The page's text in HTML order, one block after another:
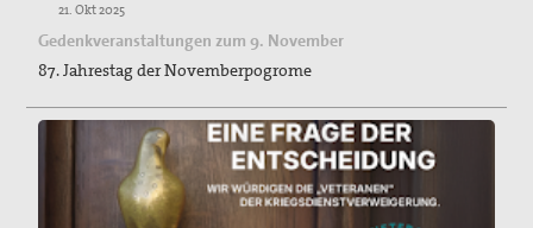
21. Okt 2025
Gedenkveranstaltungen zum 9. November
87. Jahrestag der Novemberpogrome